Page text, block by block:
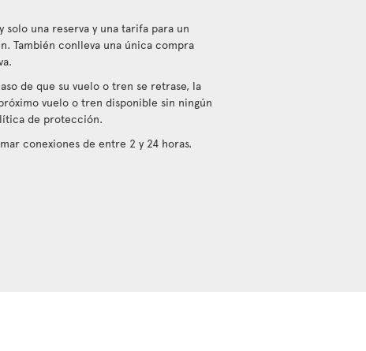
solo una reserva y una tarifa para un
También conlleva una única compra
de que su vuelo o tren se retrase, la
vuelo o tren disponible sin ningún
de protección.
conexiones de entre 2 y 24 horas.